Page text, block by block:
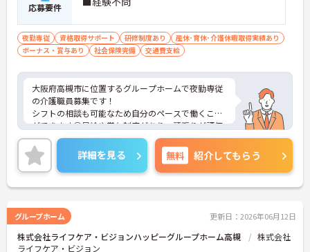
応募要件
夜勤専従 資格取得サポート 研修制度あり
産休･育休･介護休暇取得実績あり
ボーナス・賞与あり
社会保険完備 交通費支給
大阪府高槻市に位置するグループホームで夜勤専従
の介護職員募集です！
シフトの相談も可能なため自分のペースで働くこと
ができます◎昇給や賞与制度があり、頑張りが評価
されてしっかりと還元されます。さらに福利厚生も
充実しているのは嬉しいポイントです◎資格取得支
援制度もあるため働きながら取得可能◎丁寧な研修
とフォロー体制で、ご自身のスキルアップもできま
す！
ントもお伝えしますので是非ご応募お待ちしており
ます。
詳細を見る 無料 紹介してもらう
グループホーム 更新日：2026年06月12日
株式会社ライフケア・ビジョンハッピーグループホーム高槻
株式会社
ライフケア・ビジョン